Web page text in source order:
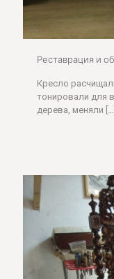
Реставрация и
Кресло
тонировали для
дерева, меняли